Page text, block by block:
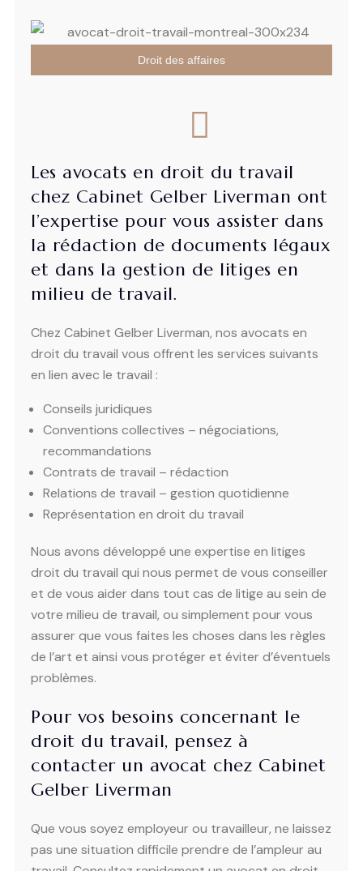
Droit des affaires
Les avocats en droit du travail
chez Cabinet Gelber Liverman ont
l’expertise pour vous assister dans
la rédaction de documents légaux
et dans la gestion de litiges en
milieu de travail.
Chez Cabinet Gelber Liverman, nos avocats en
droit du travail vous offrent les services suivants
en lien avec le travail :
Conseils juridiques
Conventions collectives – négociations,
recommandations
Contrats de travail – rédaction
Relations de travail – gestion quotidienne
Représentation en droit du travail
Nous avons développé une expertise en litiges
droit du travail qui nous permet de vous conseiller
et de vous aider dans tout cas de litige au sein de
votre milieu de travail, ou simplement pour vous
assurer que vous faites les choses dans les règles
de l’art et ainsi vous protéger et éviter d’éventuels
problèmes.
Pour vos besoins concernant le
droit du travail, pensez à
contacter un avocat chez Cabinet
Gelber Liverman
Que vous soyez employeur ou travailleur, ne laissez
pas une situation difficile prendre de l’ampleur au